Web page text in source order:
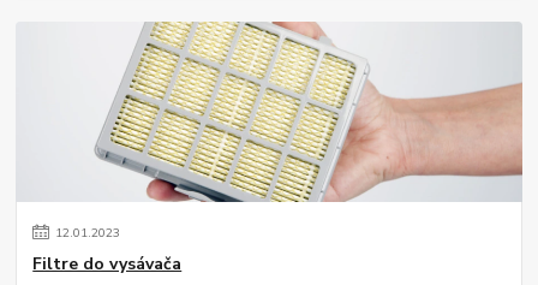
12.01.2023
Filtre do vysávača